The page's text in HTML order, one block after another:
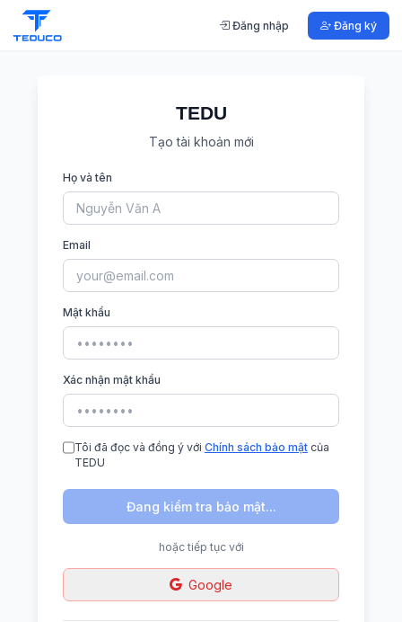
Đăng nhập Đăng ký
TEDU
Tạo tài khoản mới
Họ và tên
Email
Mật khẩu
Xác nhận mật khẩu
Tôi đã đọc và đồng ý với Chính sách bảo mậtcủa
TEDU
Đang kiểm tra bảo mật...
hoặc tiếp tục với
Google